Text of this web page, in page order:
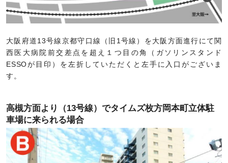
大阪府道13号線京都守口線（旧1号線）を大阪方面進行にて関
西医大病院前交差点を超え１つ目の角（ガソリンスタンド
ESSOが目印）を左折していただくと左手に入口がございま
す。
高槻方面より（13号線）でタイムズ枚方岡本町立体駐
車場に来られる場合